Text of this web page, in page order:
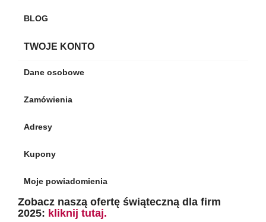
BLOG
TWOJE KONTO
Dane osobowe
Zamówienia
Adresy
Kupony
Moje powiadomienia
Zobacz naszą ofertę świąteczną dla firm
2025: kliknij tutaj.